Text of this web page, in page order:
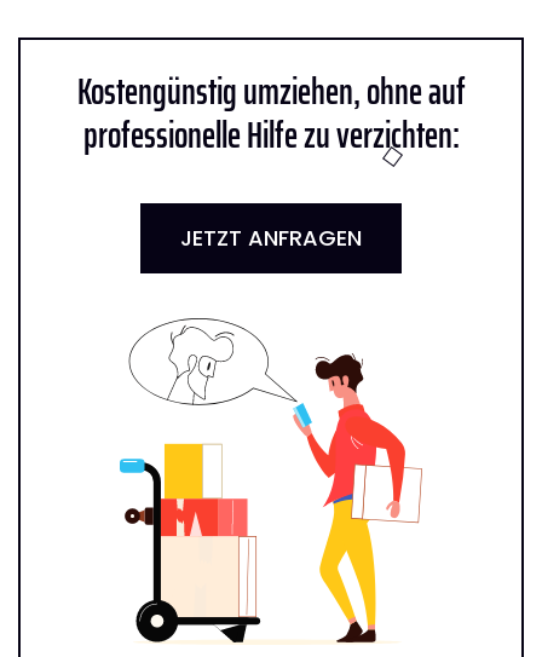
Kostengünstig umziehen, ohne auf
professionelle Hilfe zu verzichten:
JETZT ANFRAGEN